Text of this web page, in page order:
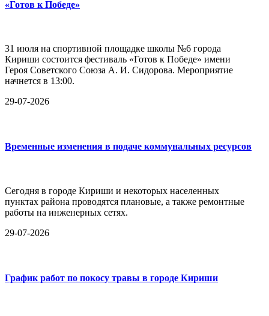
«Готов к Победе»
31 июля на спортивной площадке школы №6 города
Кириши состоится фестиваль «Готов к Победе» имени
Героя Советского Союза А. И. Сидорова. Мероприятие
начнется в 13:00.
29-07-2026
Временные изменения в подаче коммунальных ресурсов
Сегодня в городе Кириши и некоторых населенных
пунктах района проводятся плановые, а также ремонтные
работы на инженерных сетях.
29-07-2026
График работ по покосу травы в городе Кириши